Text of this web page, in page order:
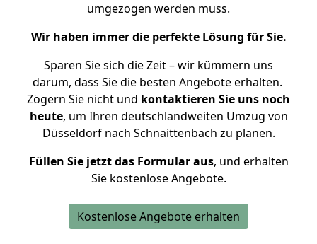
umgezogen werden muss.
Wir haben immer die perfekte Lösung für Sie.
Sparen Sie sich die Zeit – wir kümmern uns
darum, dass Sie die besten Angebote erhalten.
Zögern Sie nicht und kontaktieren Sie uns noch
heute, um Ihren deutschlandweiten Umzug von
Düsseldorf nach Schnaittenbach zu planen.
Füllen Sie jetzt das Formular aus, und erhalten
Sie kostenlose Angebote.
Kostenlose Angebote erhalten